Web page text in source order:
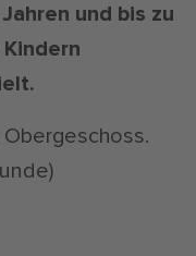
und bis zu